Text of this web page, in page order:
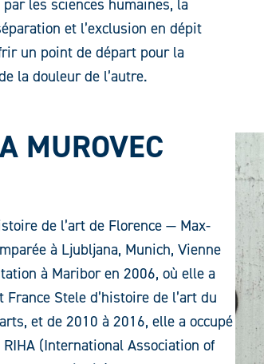
les sciences humaines, la
et l’exclusion en dépit
un point de départ pour la
la douleur de l’autre.
MUROVEC
de l’art de Florence — Max-
à Ljubljana, Munich, Vienne
à Maribor en 2006, où elle a
Stele d’histoire de l’art du
et de 2010 à 2016, elle a occupé
(International Association of